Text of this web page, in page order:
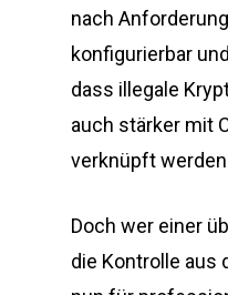
nach
konfigurierbar
dass illegale
auch stärker mit
verknüpft
Doch wer einer
die Kontrolle aus